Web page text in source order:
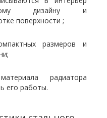
дизайну и
поверхности ;
размеров и
радиатора
его работы.